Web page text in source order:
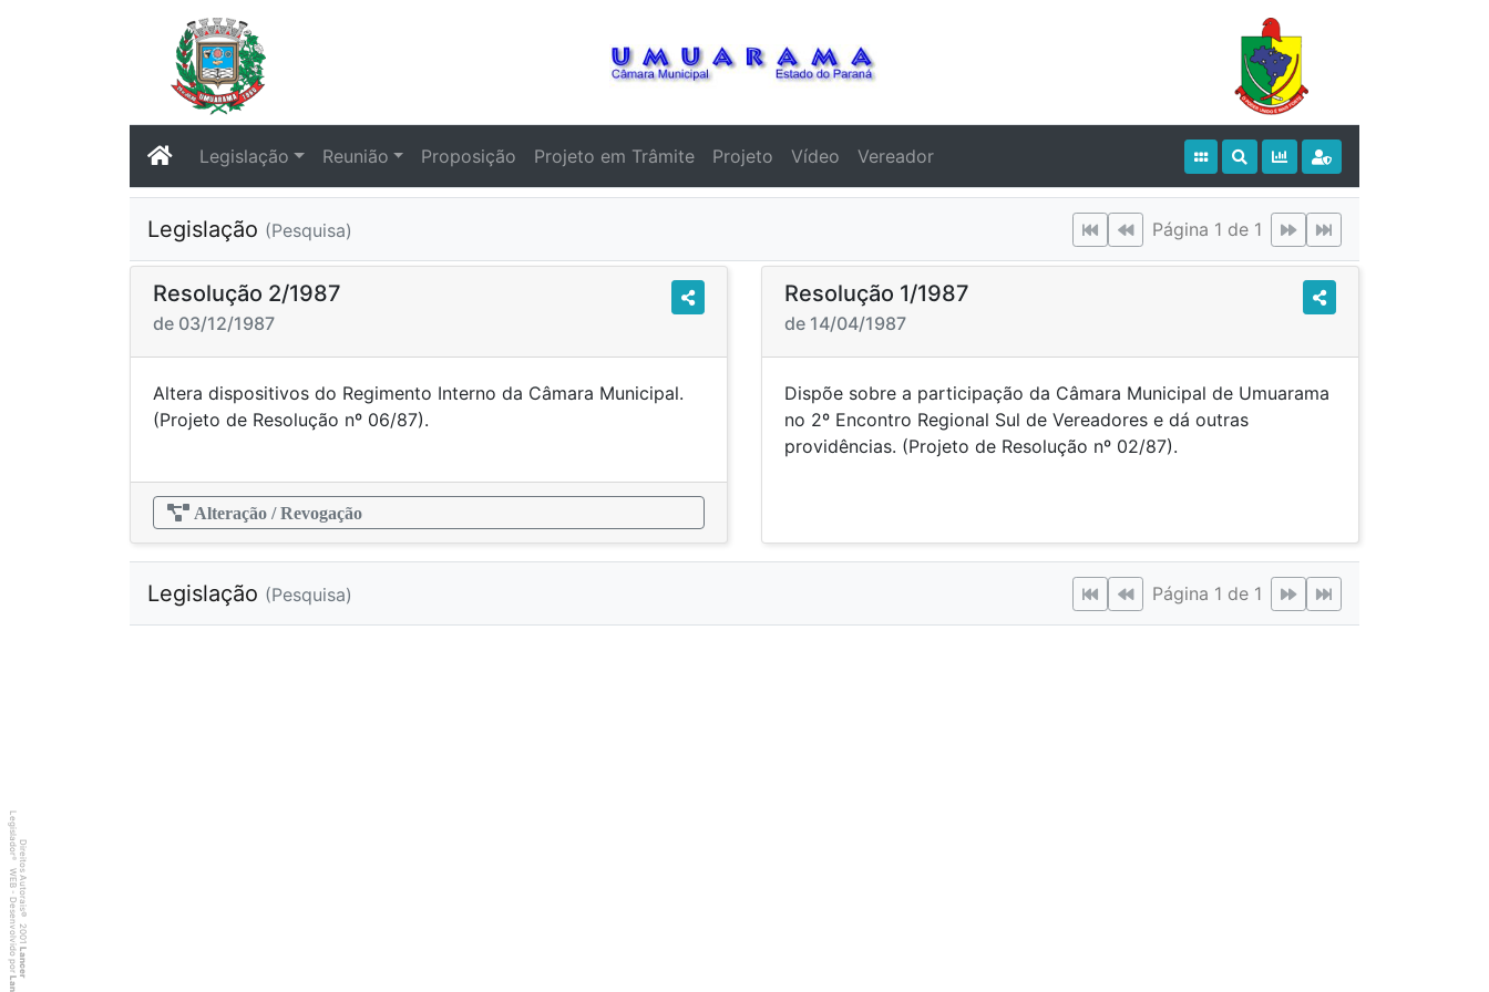
Legislação Reunião Proposição Projeto em Trâmite Projeto Vídeo Vereador
Legislação (Pesquisa) Página 1 de 1
Resolução 2/1987
de 03/12/1987
Altera dispositivos do Regimento Interno da Câmara Municipal.
(Projeto de Resolução nº 06/87).
Alteração / Revogação
Resolução 1/1987
de 14/04/1987
Dispõe sobre a participação da Câmara Municipal de Umuarama
no 2º Encontro Regional Sul de Vereadores e dá outras
providências. (Projeto de Resolução nº 02/87).
Legislação (Pesquisa) Página 1 de 1
Direitos Autorais
©
2001
Lancer
Legislador
®
WEB - Desenvolvido por